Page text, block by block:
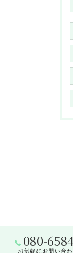
080-
お気軽にお問い合